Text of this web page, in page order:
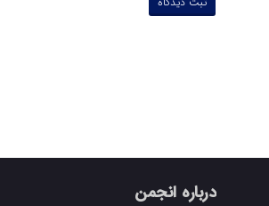
درباره انجمن